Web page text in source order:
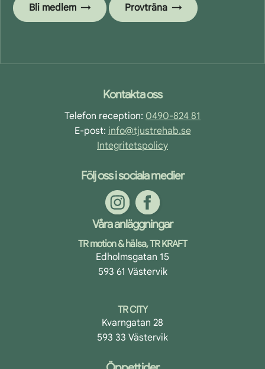
Bli medlem Provträna
Footer
Kontakta oss
Telefon reception: 0490-824 81
E-post: info@tjustrehab.se
Integritetspolicy
Följ oss i sociala medier
Våra anläggningar
TR motion & hälsa, TR KRAFT
Edholmsgatan 15
593 61 Västervik
TR CITY
Kvarngatan 28
593 33 Västervik